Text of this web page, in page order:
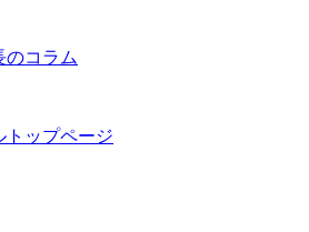
のコラム
トップページ